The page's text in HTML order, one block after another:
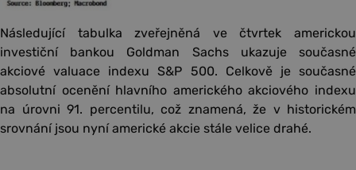
Následující tabulka zveřejněná ve čtvrtek americkou
investiční bankou Goldman Sachs ukazuje současné
akciové valuace indexu S&P 500. Celkově je současné
absolutní ocenění hlavního amerického akciového indexu
na úrovni 91. percentilu, což znamená, že v historickém
srovnání jsou nyní americké akcie stále velice drahé.